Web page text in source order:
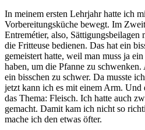
In meinem ersten Lehrjahr hatte ich
Vorbereitungsküche bewegt. Im
Entremétier, also,
die Fritteuse bedienen. Das hat ein
gemeistert hatte, weil man muss ja
haben, um die Pfanne zu
ein bisschen zu schwer. Da musste
jetzt kann ich es mit einem Arm.
das Thema: Fleisch. Ich hatte auch
gemacht. Damit kam ich nicht so
mache ich den etwas öfter.